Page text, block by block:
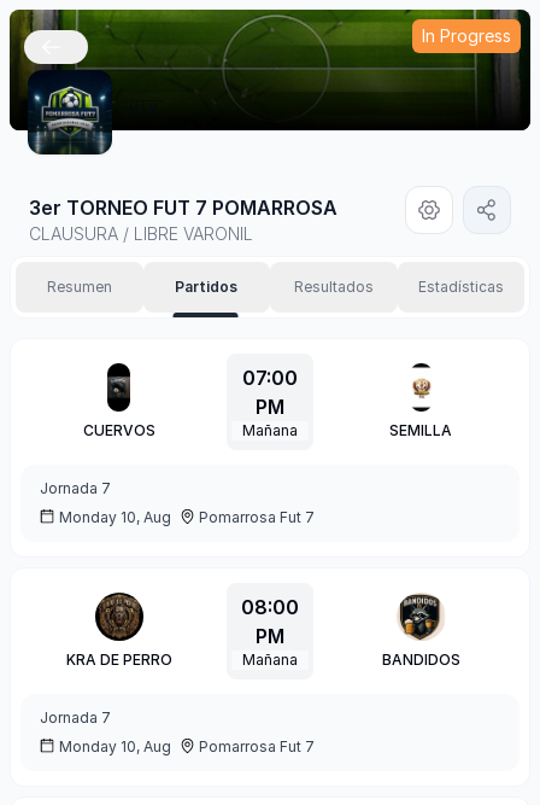
In Progress
3er TORNEO FUT 7 POMARROSA
CLAUSURA / LIBRE VARONIL
Resumen Partidos Resultados Estadísticas
CUERVOS
07:00
PM
Mañana SEMILLA
Jornada 7
Monday 10, Aug
Pomarrosa Fut 7
KRA DE PERRO
08:00
PM
Mañana BANDIDOS
Jornada 7
Monday 10, Aug
Pomarrosa Fut 7